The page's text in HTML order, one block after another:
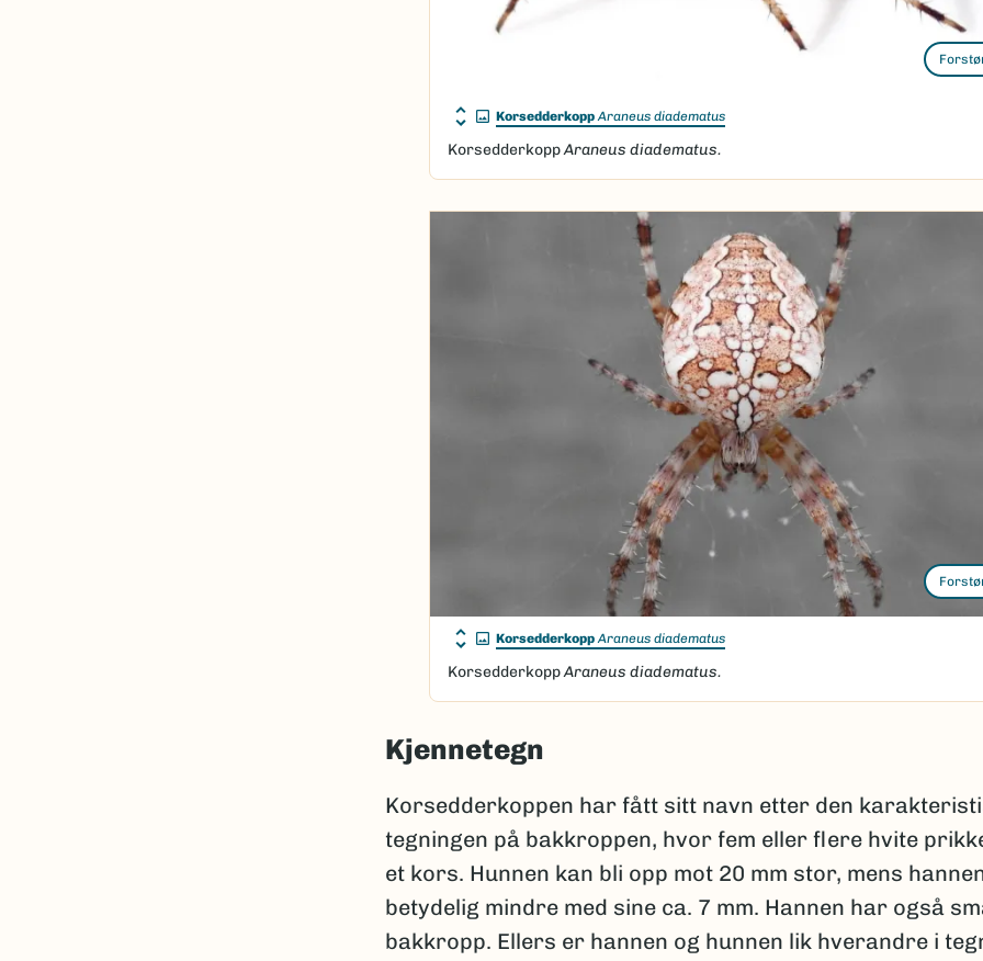
Korsedderkopp Araneus diadematus
KorsedderkoppAraneus diadematus.
Korsedderkopp Araneus diadematus
KorsedderkoppAraneus diadematus.
Kjennetegn
Korsedderkoppen har fått sitt navn etter den
tegningen på bakkroppen, hvor fem eller flere hvite
et kors. Hunnen kan bli opp mot 20 mm stor, mens
betydelig mindre med sine ca. 7 mm. Hannen har også
bakkropp. Ellers er hannen og hunnen lik hverandre i